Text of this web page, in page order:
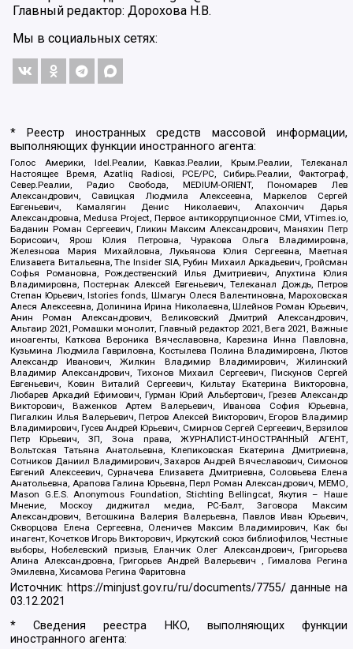
Главный редактор: Дорохова Н.В.
Мы в социальных сетях:
* Реестр иностранных средств массовой информации,
выполняющих функции иностранного агента:
Голос Америки, Idel.Реалии, Кавказ.Реалии, Крым.Реалии, Телеканал
Настоящее Время, Azatliq Radiosi, PCE/PC, Сибирь.Реалии, Фактограф,
Север.Реалии, Радио Свобода, MEDIUM-ORIENT, Пономарев Лев
Александрович, Савицкая Людмила Алексеевна, Маркелов Сергей
Евгеньевич, Камалягин Денис Николаевич, Апахончич Дарья
Александровна, Medusa Project, Первое антикоррупционное СМИ, VTimes.io,
Баданин Роман Сергеевич, Гликин Максим Александрович, Маняхин Петр
Борисович, Ярош Юлия Петровна, Чуракова Ольга Владимировна,
Железнова Мария Михайловна, Лукьянова Юлия Сергеевна, Маетная
Елизавета Витальевна, The Insider SIA, Рубин Михаил Аркадьевич, Гройсман
Софья Романовна, Рождественский Илья Дмитриевич, Апухтина Юлия
Владимировна, Постернак Алексей Евгеньевич, Телеканал Дождь, Петров
Степан Юрьевич, Istories fonds, Шмагун Олеся Валентиновна, Мароховская
Алеся Алексеевна, Долинина Ирина Николаевна, Шлейнов Роман Юрьевич,
Анин Роман Александрович, Великовский Дмитрий Александрович,
Альтаир 2021, Ромашки монолит, Главный редактор 2021, Вега 2021, Важные
иноагенты, Каткова Вероника Вячеславовна, Карезина Инна Павловна,
Кузьмина Людмила Гавриловна, Костылева Полина Владимировна, Лютов
Александр Иванович, Жилкин Владимир Владимирович, Жилинский
Владимир Александрович, Тихонов Михаил Сергеевич, Пискунов Сергей
Евгеньевич, Ковин Виталий Сергеевич, Кильтау Екатерина Викторовна,
Любарев Аркадий Ефимович, Гурман Юрий Альбертович, Грезев Александр
Викторович, Важенков Артем Валерьевич, Иванова София Юрьевна,
Пигалкин Илья Валерьевич, Петров Алексей Викторович, Егоров Владимир
Владимирович, Гусев Андрей Юрьевич, Смирнов Сергей Сергеевич, Верзилов
Петр Юрьевич, ЗП, Зона права, ЖУРНАЛИСТ-ИНОСТРАННЫЙ АГЕНТ,
Вольтская Татьяна Анатольевна, Клепиковская Екатерина Дмитриевна,
Сотников Даниил Владимирович, Захаров Андрей Вячеславович, Симонов
Евгений Алексеевич, Сурначева Елизавета Дмитриевна, Соловьева Елена
Анатольевна, Арапова Галина Юрьевна, Перл Роман Александрович, МЕМО,
Mason G.E.S. Anonymous Foundation, Stichting Bellingcat, Якутия – Наше
Мнение, Москоу диджитал медиа, РС-Балт, Заговора Максим
Александрович, Ветошкина Валерия Валерьевна, Павлов Иван Юрьевич,
Скворцова Елена Сергеевна, Оленичев Максим Владимирович, Как бы
инагент, Кочетков Игорь Викторович, Иркутский союз библиофилов, Честные
выборы, Нобелевский призыв, Еланчик Олег Александрович, Григорьева
Алина Александровна, Григорьев Андрей Валерьевич , Гималова Регина
Эмилевна, Хисамова Регина Фаритовна
Источник: https://minjust.gov.ru/ru/documents/7755/ данные на
03.12.2021
* Сведения реестра НКО, выполняющих функции
иностранного агента: